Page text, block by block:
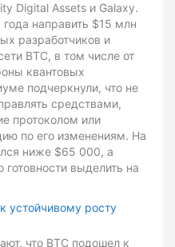
Digital Assets и Galaxy.
направить $15 млн
разработчиков и
BTC, в том числе от
квантовых
подчеркнули, что не
средствами,
протоколом или
по его изменениям. На
ниже $65 000, а
готовности выделить на
устойчивому росту
что BTC подошел к